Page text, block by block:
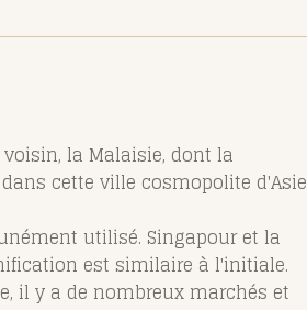
la Malaisie, dont la
cette ville cosmopolite d'Asie
utilisé. Singapour et la
est similaire à l'initiale.
il y a de nombreux marchés et